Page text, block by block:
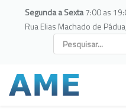
Segunda a Sexta7:00 as
Rua Elias Machado de